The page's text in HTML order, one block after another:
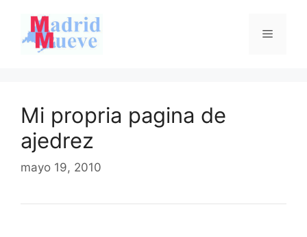
contenido
Menú
Mi propria pagina de
ajedrez
mayo 19, 2010